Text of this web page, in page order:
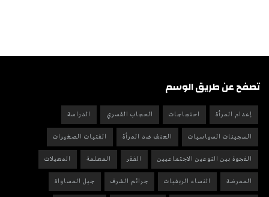
تصفح عن طريق الوسم
إعدام المرأة احتجاجات الحجاب القسري الدراسة
السجينات السياسيات العنف ضد المرأة الفتيات الصغيرات
الفجوة بين النوعين الاجتماعيين الفقر المعلمة المعيلات
الممرضة النساء الريفيات جرائم الشرف جيل المساواة